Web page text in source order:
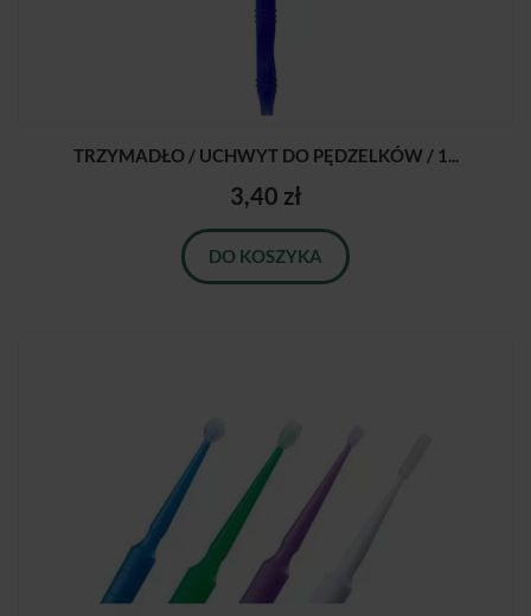
TRZYMADŁO / UCHWYT DO PĘDZELKÓW / 1...
3,40 zł
DO KOSZYKA